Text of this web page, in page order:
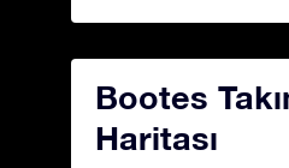
Bootes
Haritası